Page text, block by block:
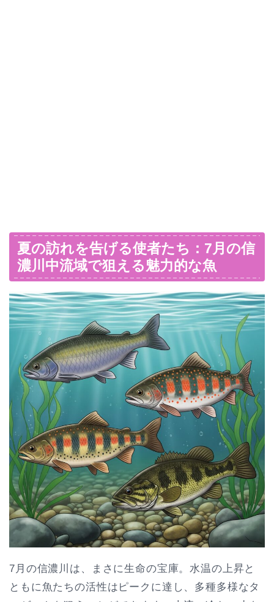
夏の訪れを告げる使者たち：7月の信
濃川中流域で狙える魅力的な魚
7月の信濃川は、まさに生命の宝庫。水温の上昇と
ともに魚たちの活性はピークに達し、多種多様なタ